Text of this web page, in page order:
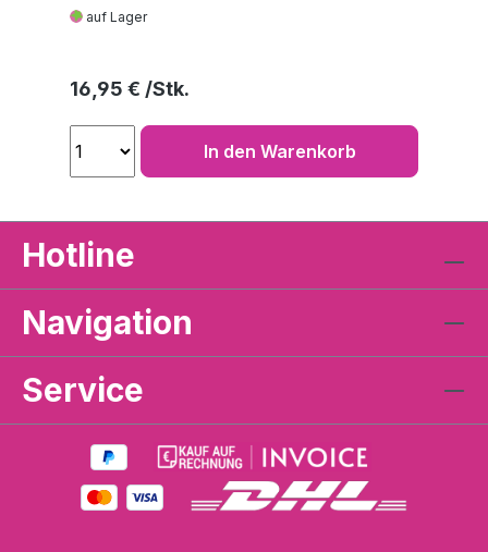
auf Lager
Regulärer Preis:
16,95 €
In den Warenkorb
Hotline
Navigation
Service